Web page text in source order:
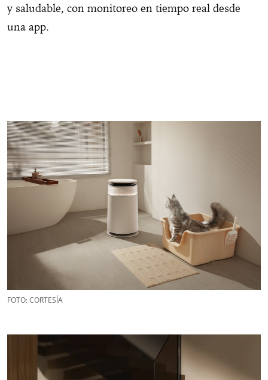
y saludable, con monitoreo en tiempo real desde
una app.
FOTO: CORTESÍA